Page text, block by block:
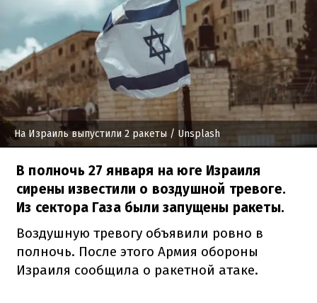
На Израиль выпустили 2 ракеты / Unsplash
В полночь 27 января на юге Израиля
сирены известили о воздушной тревоге.
Из сектора Газа были запущены ракеты.
Воздушную тревогу объявили ровно в
полночь. После этого Армия обороны
Израиля сообщила о ракетной атаке.